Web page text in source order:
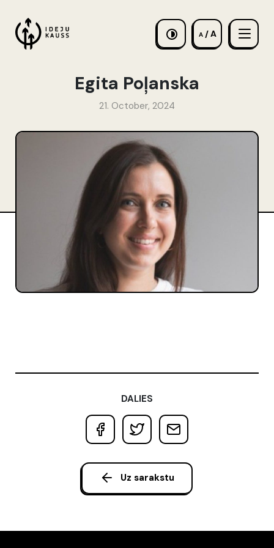
A/ A
Egita Poļanska
21. October, 2024
DALIES
Uz sarakstu